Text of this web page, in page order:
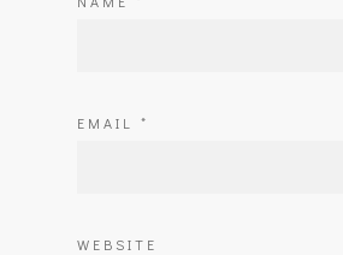
EMAIL *
WEBSITE